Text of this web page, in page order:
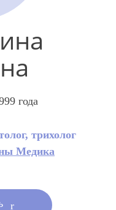
года
трихолог
Медика